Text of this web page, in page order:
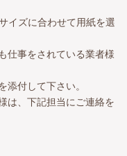
イズに合わせて用紙を選
仕事をされている業者様
添付して下さい。
は、下記担当にご連絡を